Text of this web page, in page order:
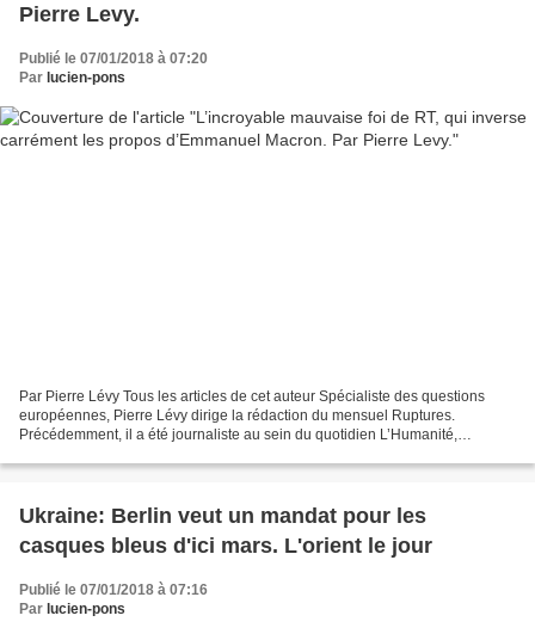
Pierre Levy.
Publié le 07/01/2018 à 07:20
Par lucien-pons
Par Pierre Lévy Tous les articles de cet auteur Spécialiste des questions
européennes, Pierre Lévy dirige la rédaction du mensuel Ruptures.
Précédemment, il a été journaliste au sein du quotidien L’Humanité,
Ukraine: Berlin veut un mandat pour les
casques bleus d'ici mars. L'orient le jour
Publié le 07/01/2018 à 07:16
Par lucien-pons